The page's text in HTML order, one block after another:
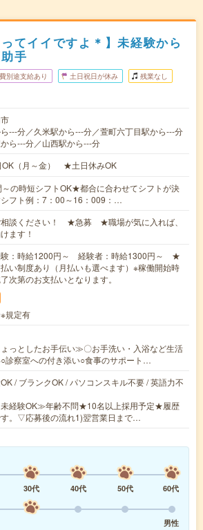
ってイイですよ＊】未経験から
手
別途支給あり 土日祝日が休み 残業なし
---分／久米駅から---分／萱町六丁目駅から---分
ら---分／山西駅から---分
OK（月～金） ★土日休みOK
の時短シフトOK★都合に合わせてシフトが決
フト例：7：00～16：009：…
相談ください！ ★急募 ★職場が気に入れば、
ます！
験：時給1200円～ 経験者：時給1300円～ ★
い制度あり（月払いも選べます）※稼働開始時
次第のお支払いとなります。
規定有
っとしたお手伝い≫〇お手洗い・入浴など生活
診察室への付き添い○食事のサポート…
/ ブランクOK / パソコンスキル不要 / 英語力不
経験OK≫年齢不問★10名以上採用予定★履歴
。▽応募後の流れ1)翌営業日まで…
30代 40代 50代
60代
男性